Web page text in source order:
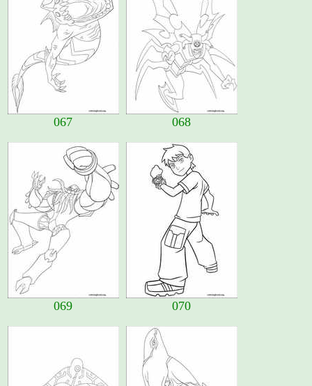
067 068
069 070